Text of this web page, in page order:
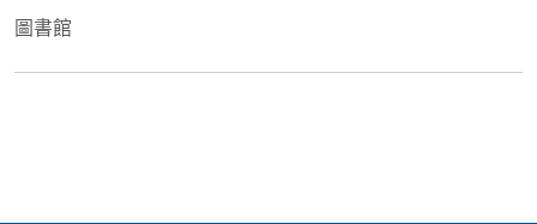
圖書館